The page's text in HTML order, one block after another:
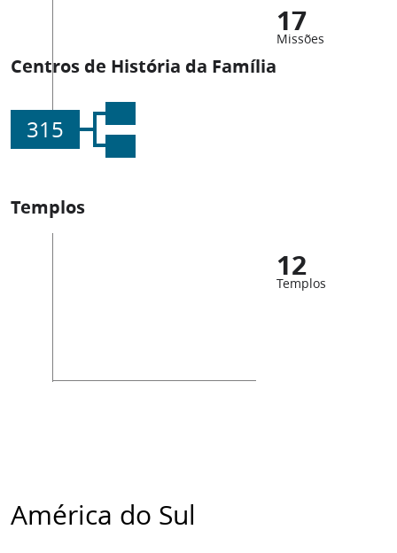
17
Missões
Centros de História da Família
315
Templos
12
Templos
América do Sul